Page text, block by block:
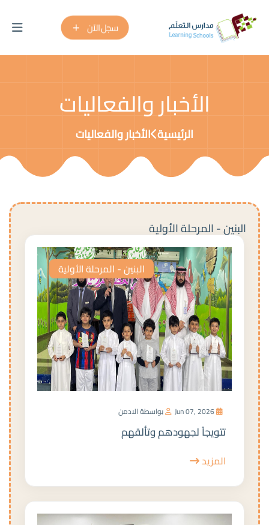
سجل الآن
الأخبار والفعاليات
الرئيسية الأخبار والفعاليات
البنين - المرحلة الأولية
البنين - المرحلة الأولية
بواسطة الادمن
تتويجاً لجهودهم وتألقهم
المزيد